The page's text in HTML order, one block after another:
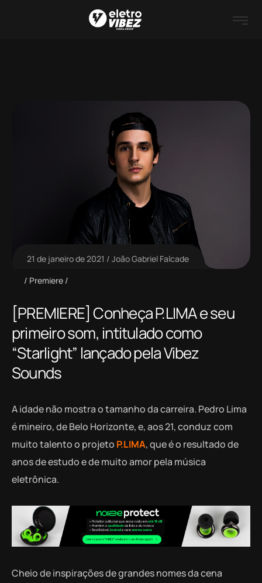
21 de janeiro de 2021
João Gabriel Falcade
Premiere
[PREMIERE] Conheça P.LIMA e seu
primeiro som, intitulado como
“Starlight” lançado pela Vibez
Sounds
A idade não mostra o tamanho da carreira. Pedro Lima
é mineiro, de Belo Horizonte, e, aos 21, conduz com
muito talento o projeto P.LIMA, que é o resultado de
anos de estudo e de muito amor pela música
eletrônica.
Cheio de inspirações de grandes nomes da cena